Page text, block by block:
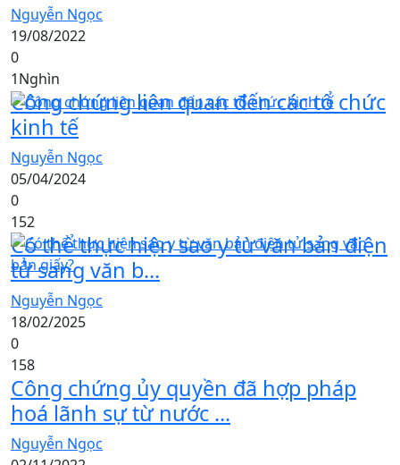
Nguyễn Ngọc
19/08/2022
0
1Nghìn
Công chứng liên quan đến các tổ chức
kinh tế
Nguyễn Ngọc
05/04/2024
0
152
Có thể thực hiện sao y từ văn bản điện
tử sang văn b...
Nguyễn Ngọc
18/02/2025
0
158
Công chứng ủy quyền đã hợp pháp
hoá lãnh sự từ nước ...
Nguyễn Ngọc